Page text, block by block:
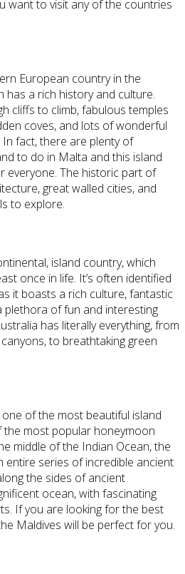
want to visit any of the countries
European country in the
has a rich history and culture.
cliffs to climb, fabulous temples
coves, and lots of wonderful
fact, there are plenty of
to do in Malta and this island
everyone. The historic part of
great walled cities, and
to explore.
island country, which
once in life. It’s often identified
it boasts a rich culture, fantastic
plethora of fun and interesting
has literally everything, from
to breathtaking green
one of the most beautiful island
most popular honeymoon
middle of the Indian Ocean, the
entire series of incredible ancient
the sides of ancient
ocean, with fascinating
If you are looking for the best
Maldives will be perfect for you.